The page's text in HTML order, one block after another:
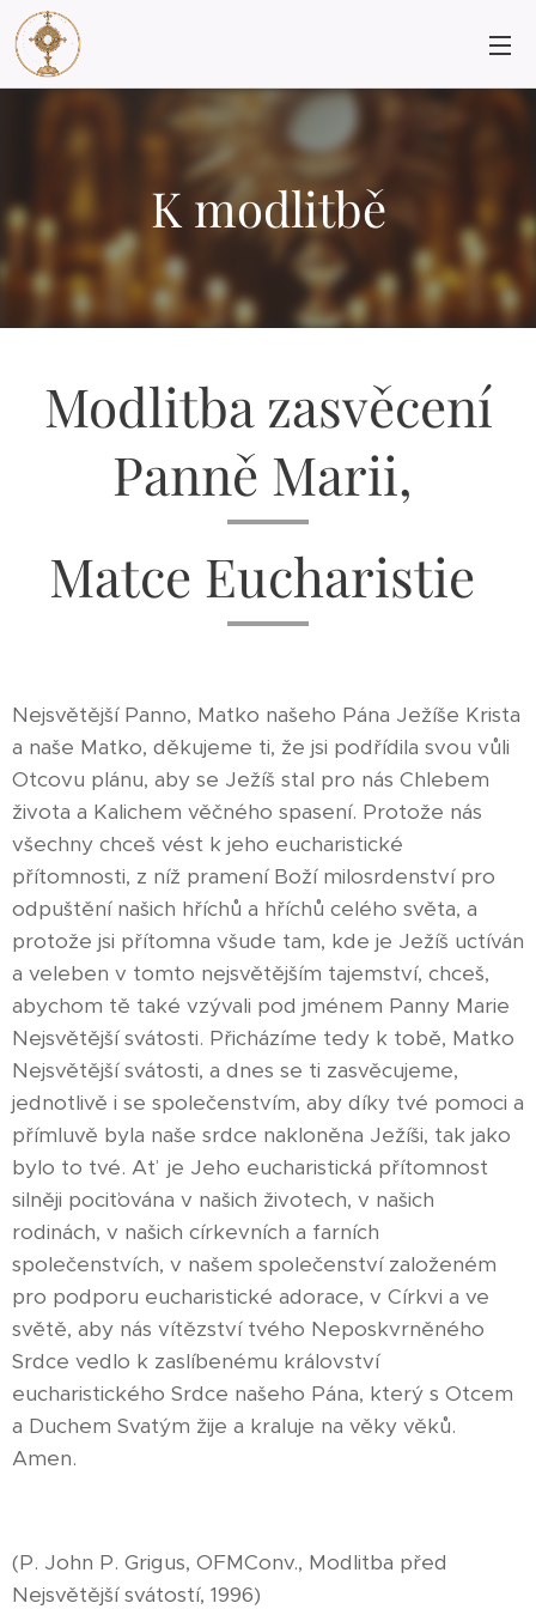
K modlitbě
Modlitba zasvěcení
Panně Marii,
Matce Eucharistie
Nejsvětější Panno, Matko našeho Pána Ježíše Krista
a naše Matko, děkujeme ti, že jsi podřídila svou vůli
Otcovu plánu, aby se Ježíš stal pro nás Chlebem
života a Kalichem věčného spasení. Protože nás
všechny chceš vést k jeho eucharistické
přítomnosti, z níž pramení Boží milosrdenství pro
odpuštění našich hříchů a hříchů celého světa, a
protože jsi přítomna všude tam, kde je Ježíš uctíván
a veleben v tomto nejsvětějším tajemství, chceš,
abychom tě také vzývali pod jménem Panny Marie
Nejsvětější svátosti. Přicházíme tedy k tobě, Matko
Nejsvětější svátosti, a dnes se ti zasvěcujeme,
jednotlivě i se společenstvím, aby díky tvé pomoci a
přímluvě byla naše srdce nakloněna Ježíši, tak jako
bylo to tvé. Ať je Jeho eucharistická přítomnost
silněji pociťována v našich životech, v našich
rodinách, v našich církevních a farních
společenstvích, v našem společenství založeném
pro podporu eucharistické adorace, v Církvi a ve
světě, aby nás vítězství tvého Neposkvrněného
Srdce vedlo k zaslíbenému království
eucharistického Srdce našeho Pána, který s Otcem
a Duchem Svatým žije a kraluje na věky věků.
Amen.
(P. John P. Grigus, OFMConv., Modlitba před
Nejsvětější svátostí, 1996)